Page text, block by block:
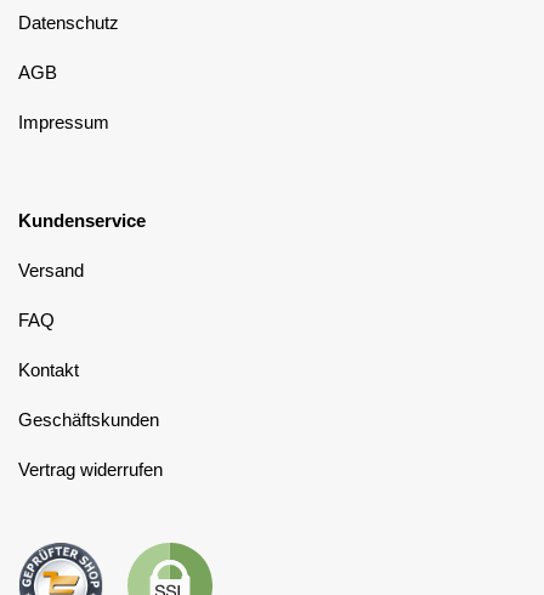
Datenschutz
AGB
Impressum
Kundenservice
Versand
FAQ
Kontakt
Geschäftskunden
Vertrag widerrufen